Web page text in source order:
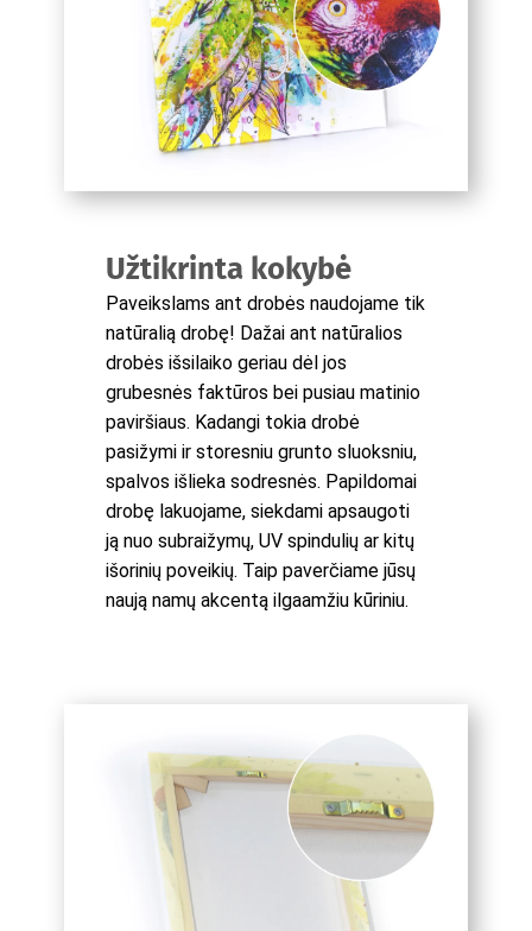
Užtikrinta kokybė
Paveikslams ant drobės naudojame tik
natūralią drobę! Dažai ant natūralios
drobės išsilaiko geriau dėl jos
grubesnės faktūros bei pusiau matinio
paviršiaus. Kadangi tokia drobė
pasižymi ir storesniu grunto sluoksniu,
spalvos išlieka sodresnės. Papildomai
drobę lakuojame, siekdami apsaugoti
ją nuo subraižymų, UV spindulių ar kitų
išorinių poveikių. Taip paverčiame jūsų
naują namų akcentą ilgaamžiu kūriniu.